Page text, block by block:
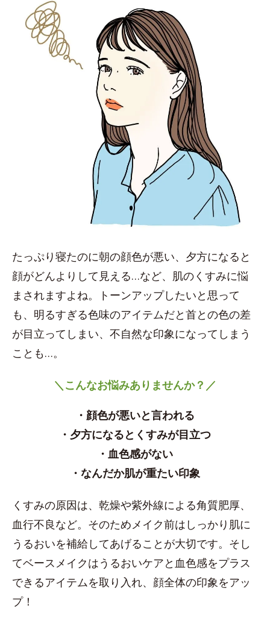
たっぷり寝たのに朝の顔色が悪い、夕方になると
顔がどんよりして見える…など、肌のくすみに悩
まされますよね。トーンアップしたいと思って
も、明るすぎる色味のアイテムだと首との色の差
が目立ってしまい、不自然な印象になってしまう
ことも…。
＼こんなお悩みありませんか？／
・顔色が悪いと言われる
・夕方になるとくすみが目立つ
・血色感がない
・なんだか肌が重たい印象
くすみの原因は、乾燥や紫外線による角質肥厚、
血行不良など。そのためメイク前はしっかり肌に
うるおいを補給してあげることが大切です。そし
てベースメイクはうるおいケアと血色感をプラス
できるアイテムを取り入れ、顔全体の印象をアッ
プ！